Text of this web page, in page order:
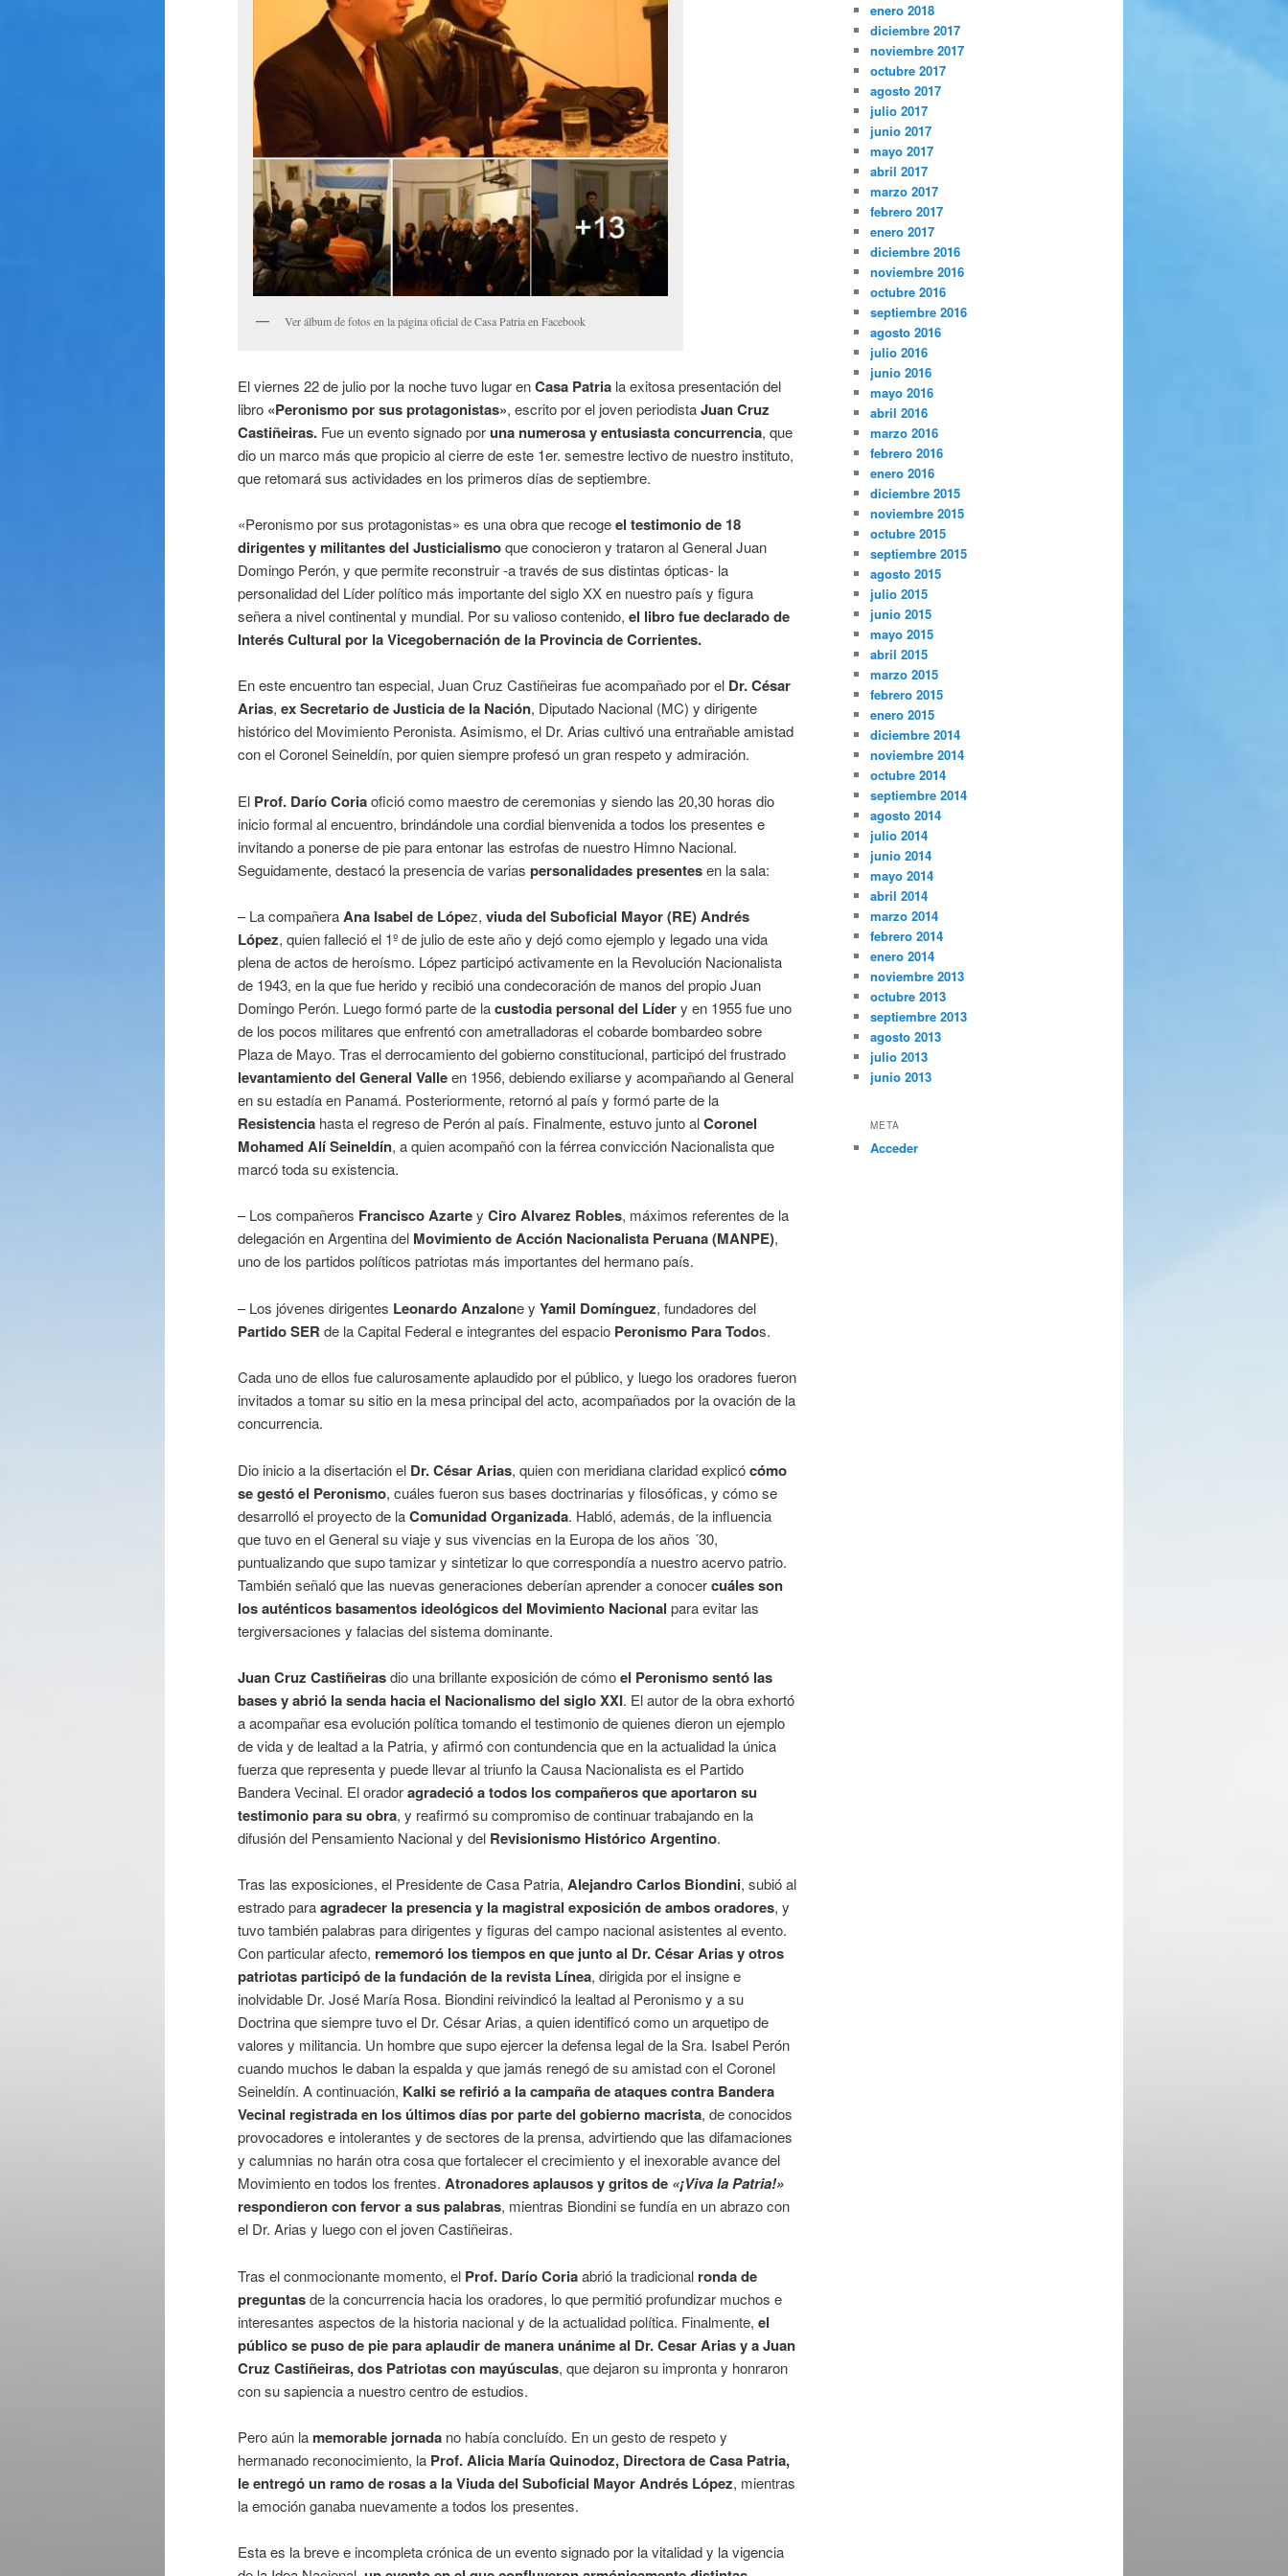
Ver álbum de fotos en la página oficial de Casa Patria en Facebook
El viernes 22 de julio por la noche tuvo lugar enCasa Patria la exitosa presentación del
libro «Peronismo por sus protagonistas», escrito por el joven periodistaJuan Cruz
Castiñeiras. Fue un evento signado poruna numerosa y entusiasta concurrencia, que
dio un marco más que propicio al cierre de este 1er. semestre lectivo de nuestro instituto,
que retomará sus actividades en los primeros días de septiembre.
«Peronismo por sus protagonistas» es una obra que recogeel testimonio de 18
dirigentes y militantes del Justicialismoque conocieron y trataron al General Juan
Domingo Perón, y que permite reconstruir -a través de sus distintas ópticas- la
personalidad del Líder político más importante del siglo XX en nuestro país y figura
señera a nivel continental y mundial. Por su valioso contenido, el libro fuedeclarado de
Interés Cultural por la Vicegobernación de la Provincia de Corrientes.
En este encuentro tan especial, Juan Cruz Castiñeiras fue acompañado por el Dr. César
Arias, ex Secretario de Justicia de la Nación, Diputado Nacional (MC) y dirigente
histórico del Movimiento Peronista. Asimismo, el Dr. Arias cultivó una entrañable amistad
con el Coronel Seineldín, por quien siempre profesó un gran respeto y admiración.
El Prof. Darío Coriaofició como maestro de ceremonias y siendo las 20,30 horas dio
inicio formal al encuentro, brindándole una cordial bienvenida a todos los presentes e
invitando a ponerse de pie para entonar las estrofas de nuestro Himno Nacional.
Seguidamente, destacó la presencia de varias personalidades presentesen la sala:
– La compañeraAna Isabel de López, viuda del Suboficial Mayor (RE) Andrés
López, quien falleció el 1º de julio de este año y dejó como ejemplo y legado una vida
plena de actos de heroísmo. López participó activamente en la Revolución Nacionalista
de 1943, en la que fue herido y recibió una condecoración de manos del propio Juan
Domingo Perón. Luego formó parte de lacustodia personal del Lídery en 1955 fue uno
de los pocos militares que enfrentó con ametralladoras el cobarde bombardeo sobre
Plaza de Mayo. Tras el derrocamiento del gobierno constitucional, participó del frustrado
levantamiento del General Valleen 1956, debiendo exiliarse y acompañando al General
en su estadía en Panamá. Posteriormente, retornó al país y formó parte de la
Resistencia hasta el regreso de Perón al país. Finalmente, estuvo junto alCoronel
Mohamed Alí Seineldín, a quien acompañó con la férrea convicción Nacionalista que
marcó toda su existencia.
– Los compañeros Francisco Azartey Ciro Alvarez Robles, máximos referentes de la
delegación en Argentina del Movimiento de Acción Nacionalista Peruana (MANPE),
uno de los partidos políticos patriotas más importantes del hermano país.
– Los jóvenes dirigentes Leonardo Anzalone y Yamil Domínguez, fundadores del
Partido SER de la Capital Federal e integrantes del espacio Peronismo Para Todos.
Cada uno de ellos fue calurosamente aplaudido por el público, y luego los oradores fueron
invitados a tomar su sitio en la mesa principal del acto, acompañados por la ovación de la
concurrencia.
Dio inicio a la disertación el Dr. César Arias, quien con meridiana claridad explicócómo
se gestó el Peronismo, cuáles fueron sus bases doctrinarias y filosóficas, y cómo se
desarrolló el proyecto de laComunidad Organizada. Habló, además, de la influencia
que tuvo en el General su viaje y sus vivencias en la Europa de los años ´30,
puntualizando que supo tamizar y sintetizar lo que correspondía a nuestro acervo patrio.
También señaló que las nuevas generaciones deberían aprender a conocercuáles son
los auténticos basamentos ideológicos del Movimiento Nacional para evitar las
tergiversaciones y falacias del sistema dominante.
Juan Cruz Castiñeirasdio una brillante exposición de cómoel Peronismo sentó las
bases y abrió la senda hacia el Nacionalismo del siglo XXI. El autor de la obra exhortó
a acompañar esa evolución política tomando el testimonio de quienes dieron un ejemplo
de vida y de lealtad a la Patria, y afirmó con contundencia que en la actualidad la única
fuerza que representa y puede llevar al triunfo la Causa Nacionalista es el Partido
Bandera Vecinal. El oradoragradeció a todos los compañeros que aportaron su
testimonio para su obra, y reafirmó su compromiso de continuar trabajando en la
difusión del Pensamiento Nacional y del Revisionismo Histórico Argentino.
Tras las exposiciones, el Presidente de Casa Patria, Alejandro Carlos Biondini, subió al
estrado paraagradecer la presencia y la magistral exposición de ambos oradores, y
tuvo también palabras para dirigentes y figuras del campo nacional asistentes al evento.
Con particular afecto, rememoró los tiempos en que junto al Dr. César Arias y otros
patriotas participó de la fundación de la revista Línea, dirigida por el insigne e
inolvidable Dr. José María Rosa. Biondini reivindicó la lealtad al Peronismo y a su
Doctrina que siempre tuvo el Dr. César Arias, a quien identificó como un arquetipo de
valores y militancia. Un hombre que supo ejercer la defensa legal de la Sra. Isabel Perón
cuando muchos le daban la espalda y que jamás renegó de su amistad con el Coronel
Seineldín. A continuación, Kalki se refirió a la campaña de ataques contra Bandera
Vecinal registrada en los últimos díaspor parte del gobierno macrista, de conocidos
provocadores e intolerantes y de sectores de la prensa, advirtiendo que las difamaciones
y calumnias no harán otra cosa que fortalecer el crecimiento y el inexorable avance del
Movimiento en todos los frentes. Atronadores aplausos y gritos de «¡Viva la Patria!»
respondieron con fervor a sus palabras, mientras Biondini se fundía en un abrazo con
el Dr. Arias y luego con el joven Castiñeiras.
Tras el conmocionante momento, el Prof. Darío Coriaabrió la tradicional ronda de
preguntasde la concurrencia hacia los oradores, lo que permitió profundizar muchos e
interesantes aspectos de la historia nacional y de la actualidad política. Finalmente, el
público se puso de pie para aplaudir de manera unánime al Dr. Cesar Arias y a Juan
Cruz Castiñeiras, dos Patriotas con mayúsculas, que dejaron su impronta y honraron
con su sapiencia a nuestro centro de estudios.
Pero aún la memorable jornada no había concluído. En un gesto de respeto y
hermanado reconocimiento, la Prof. Alicia María Quinodoz, Directora de Casa Patria,
le entregó un ramo de rosas a la Viuda del Suboficial Mayor Andrés López, mientras
la emoción ganaba nuevamente a todos los presentes.
Esta es la breve e incompleta crónica de un evento signado por la vitalidad y la vigencia
enero 2018
diciembre 2017
noviembre 2017
octubre 2017
agosto 2017
julio 2017
junio 2017
mayo 2017
abril 2017
marzo 2017
febrero 2017
enero 2017
diciembre 2016
noviembre 2016
octubre 2016
septiembre 2016
agosto 2016
julio 2016
junio 2016
mayo 2016
abril 2016
marzo 2016
febrero 2016
enero 2016
diciembre 2015
noviembre 2015
octubre 2015
septiembre 2015
agosto 2015
julio 2015
junio 2015
mayo 2015
abril 2015
marzo 2015
febrero 2015
enero 2015
diciembre 2014
noviembre 2014
octubre 2014
septiembre 2014
agosto 2014
julio 2014
junio 2014
mayo 2014
abril 2014
marzo 2014
febrero 2014
enero 2014
noviembre 2013
octubre 2013
septiembre 2013
agosto 2013
julio 2013
junio 2013
META
Acceder